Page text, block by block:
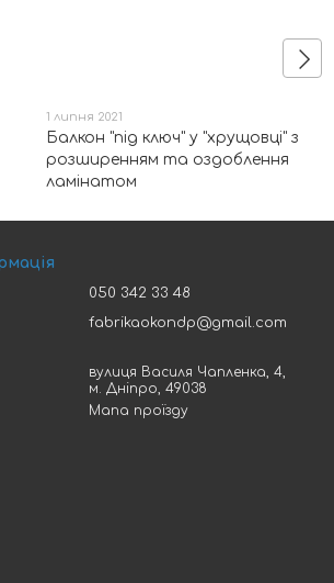
1 липня 2021
Балкон "під ключ" у "хрущовці" з
розширенням та оздоблення
ламінатом
050 342 33 48
fabrikaokondp@gmail.com
вулиця Василя Чапленка, 4,
м. Дніпро, 49038
Мапа проїзду